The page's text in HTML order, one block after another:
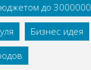
до 3000000
Бизнес идея